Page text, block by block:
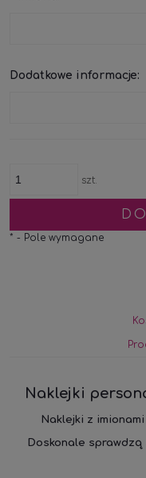
Dodatkowe informacje:
szt.
* - Pole wymagane
Naklejki
Naklejki z
Doskonale